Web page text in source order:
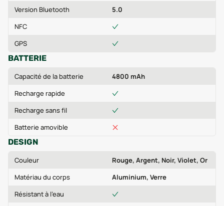
Version Bluetooth
5.0
NFC
GPS
BATTERIE
Capacité de la batterie
4800 mAh
Recharge rapide
Recharge sans fil
Batterie amovible
DESIGN
Couleur
Rouge, Argent, Noir, Violet, Or
Matériau du corps
Aluminium, Verre
Résistant à l'eau